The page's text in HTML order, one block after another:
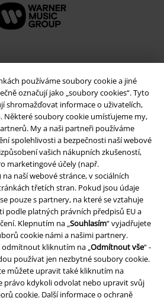
používáme soubory cookie a jiné
označují jako „soubory cookies“. Tyto
shromažďovat informace o uživatelích,
Některé soubory cookie umísťujeme my,
My a naši partneři používáme
spolehlivosti a bezpečnosti naší webové
vašich nákupních zkušeností,
marketingové účely (např.
naší webové stránce, v sociálních
třetích stran. Pokud jsou údaje
pouze s partnery, na které se vztahuje
podle platných právních předpisů EU a
Klepnutím na „Souhlasím“ vyjadřujete
cookie námi a našimi partnery.
odmítnout kliknutím na „Odmítnout vše“ -
používat jen nezbytné soubory cookie.
můžete upravit také kliknutím na
právo kdykoli odvolat nebo upravit svůj
cookie. Další informace o ochraně
životního prostředí